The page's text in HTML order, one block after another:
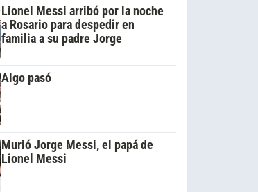
Lionel Messi arribó por la noche
a Rosario para despedir en
familia a su padre Jorge
Algo pasó
Murió Jorge Messi, el papá de
Lionel Messi